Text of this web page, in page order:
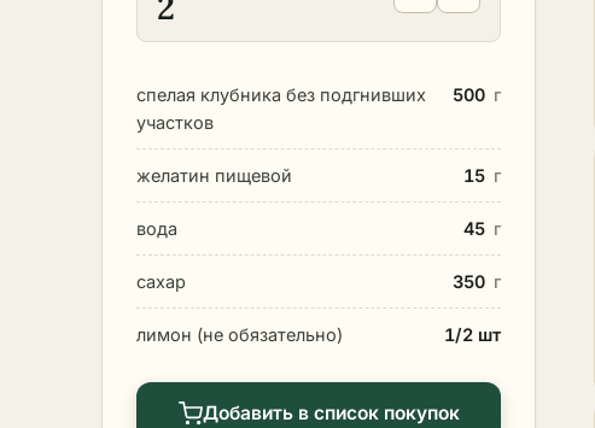
спелая клубника без подгнивших
участков
500 г
желатин пищевой 15 г
вода 45 г
сахар 350 г
лимон (не обязательно) 1/2 шт
Добавить в список покупок